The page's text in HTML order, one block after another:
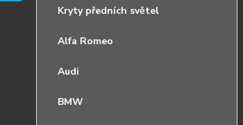
Kryty předních světel
Alfa Romeo
Audi
BMW